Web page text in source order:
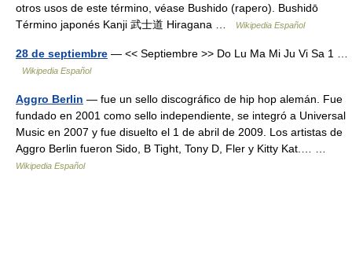
otros usos de este término, véase Bushido (rapero). Bushidō
Término japonés Kanji 武士道 Hiragana …
Wikipedia Español
28 de septiembre — << Septiembre >> Do Lu Ma Mi Ju Vi Sa 1 …
Wikipedia Español
Aggro Berlin — fue un sello discográfico de hip hop alemán. Fue
fundado en 2001 como sello independiente, se integró a Universal
Music en 2007 y fue disuelto el 1 de abril de 2009. Los artistas de
Aggro Berlin fueron Sido, B Tight, Tony D, Fler y Kitty Kat.… …
Wikipedia Español